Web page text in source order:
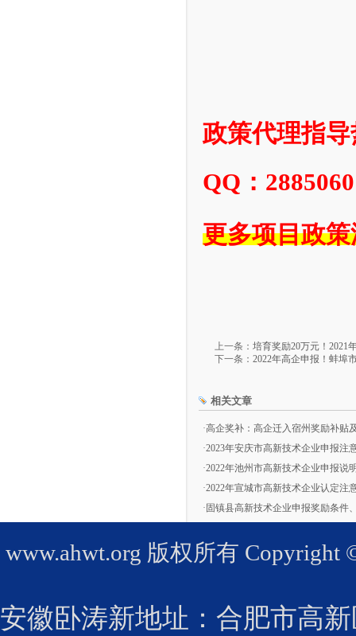
政策代理指
QQ：
更多项目政
上一条： 培育奖励20万元！2021
下一条： 2022年高企申报！蚌埠
相关文章
·高企奖补：高企迁入宿州奖励补贴
·2023年安庆市高新技术企业申报注
·2022年池州市高新技术企业申报说
·2022年宣城市高新技术企业认定注
·固镇县高新技术企业申报奖励条件
www.ahwt.org 版权所有 Copyright
安徽卧涛新地址： 合肥市高